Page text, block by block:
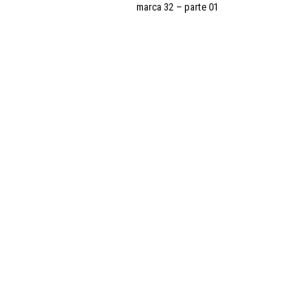
marca 32 – parte 01